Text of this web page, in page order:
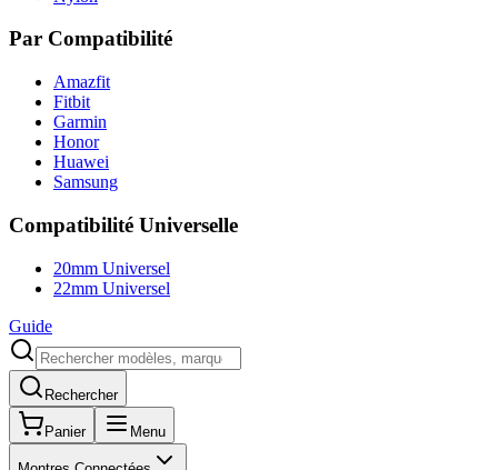
Par Compatibilité
Amazfit
Fitbit
Garmin
Honor
Huawei
Samsung
Compatibilité Universelle
20mm Universel
22mm Universel
Guide
Rechercher
Panier Menu